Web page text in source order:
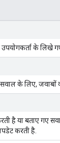
के लिखे
के लिए, जवाबों
है या बताए गए
करती है.